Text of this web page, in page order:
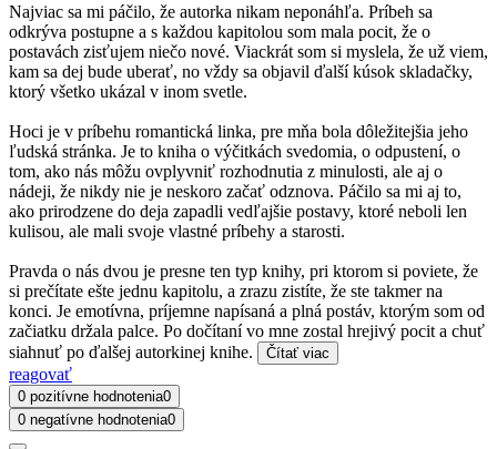
Najviac sa mi páčilo, že autorka nikam neponáhľa. Príbeh sa
odkrýva postupne a s každou kapitolou som mala pocit, že o
postavách zisťujem niečo nové. Viackrát som si myslela, že už viem,
kam sa dej bude uberať, no vždy sa objavil ďalší kúsok skladačky,
ktorý všetko ukázal v inom svetle.
Hoci je v príbehu romantická linka, pre mňa bola dôležitejšia jeho
ľudská stránka. Je to kniha o výčitkách svedomia, o odpustení, o
tom, ako nás môžu ovplyvniť rozhodnutia z minulosti, ale aj o
nádeji, že nikdy nie je neskoro začať odznova. Páčilo sa mi aj to,
ako prirodzene do deja zapadli vedľajšie postavy, ktoré neboli len
kulisou, ale mali svoje vlastné príbehy a starosti.
Pravda o nás dvou je presne ten typ knihy, pri ktorom si poviete, že
si prečítate ešte jednu kapitolu, a zrazu zistíte, že ste takmer na
konci. Je emotívna, príjemne napísaná a plná postáv, ktorým som od
začiatku držala palce. Po dočítaní vo mne zostal hrejivý pocit a chuť
siahnuť po ďalšej autorkinej knihe.
Čítať viac
reagovať
0 pozitívne hodnotenia0
0 negatívne hodnotenia0